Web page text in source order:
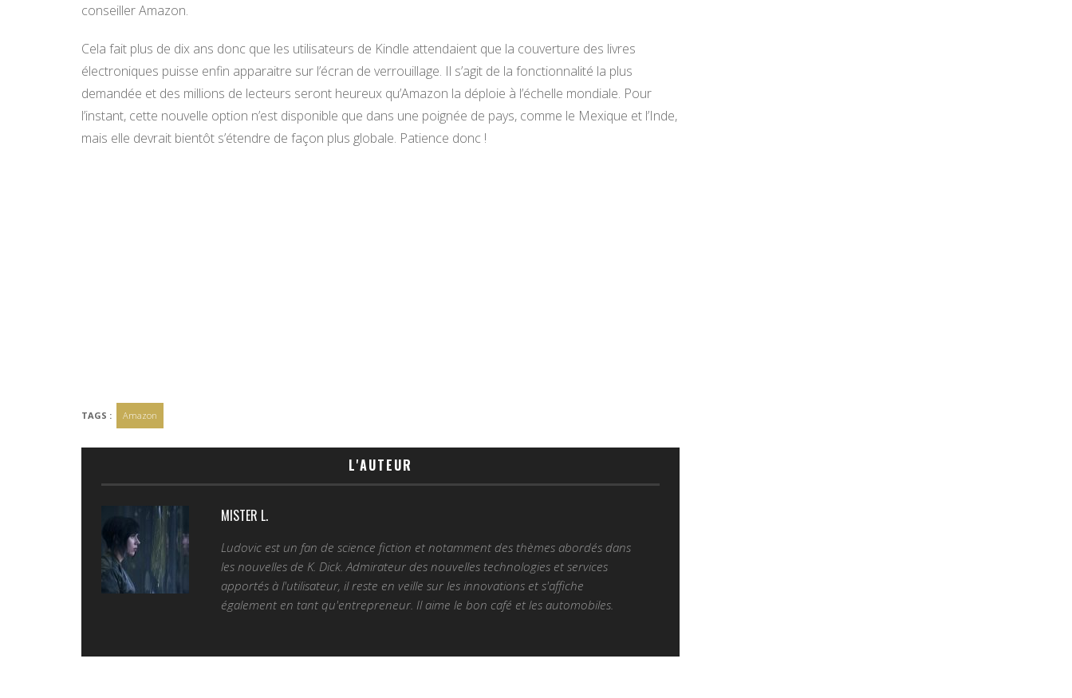
conseiller Amazon.
Cela fait plus de dix ans donc que les utilisateurs de Kindle attendaient que la couverture des livres
électroniques puisse enfin apparaitre sur l’écran de verrouillage. Il s’agit de la fonctionnalité la plus
demandée et des millions de lecteurs seront heureux qu’Amazon la déploie à l’échelle mondiale. Pour
l’instant, cette nouvelle option n’est disponible que dans une poignée de pays, comme le Mexique et l’Inde,
mais elle devrait bientôt s’étendre de façon plus globale. Patience donc !
TAGS : Amazon
L'AUTEUR
MISTER L.
Ludovic est un fan de science fiction et notamment des thèmes abordés dans
les nouvelles de K. Dick. Admirateur des nouvelles technologies et services
apportés à l'utilisateur, il reste en veille sur les innovations et s'affiche
également en tant qu'entrepreneur. Il aime le bon café et les automobiles.